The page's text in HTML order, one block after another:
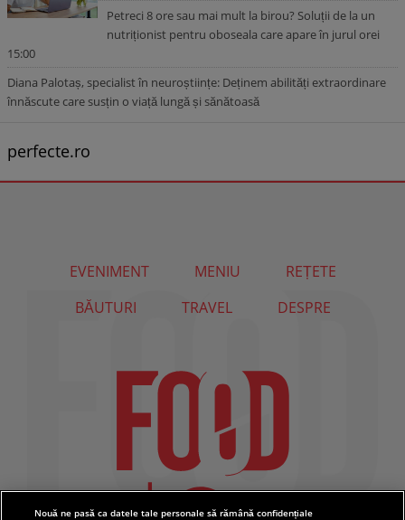
Petreci 8 ore sau mai mult la birou? Soluții de la un
nutriționist pentru oboseala care apare în jurul orei
15:00
Diana Palotaș, specialist în neuroștiințe: Deținem abilități extraordinare
înnăscute care susțin o viață lungă și sănătoasă
perfecte.ro
EVENIMENT MENIU
REȚETE
BĂUTURI
TRAVEL DESPRE
Nouă ne pasă ca datele tale personale să rămână confidențiale